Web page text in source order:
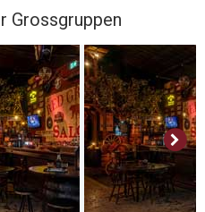
Grossgruppen